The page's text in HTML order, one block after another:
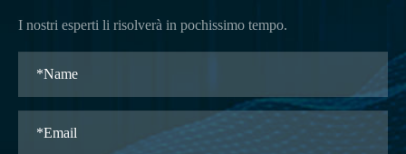
I nostri esperti li risolverà in pochissimo tempo.